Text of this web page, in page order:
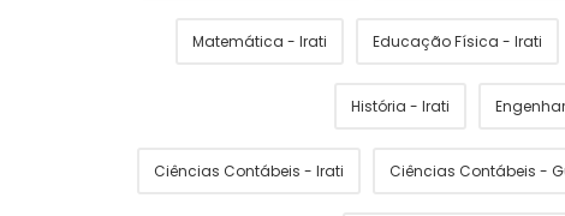
Matemática - Irati Educação Física - Irati
História - Irati
Ciências Contábeis - Irati Ciências Contábeis -